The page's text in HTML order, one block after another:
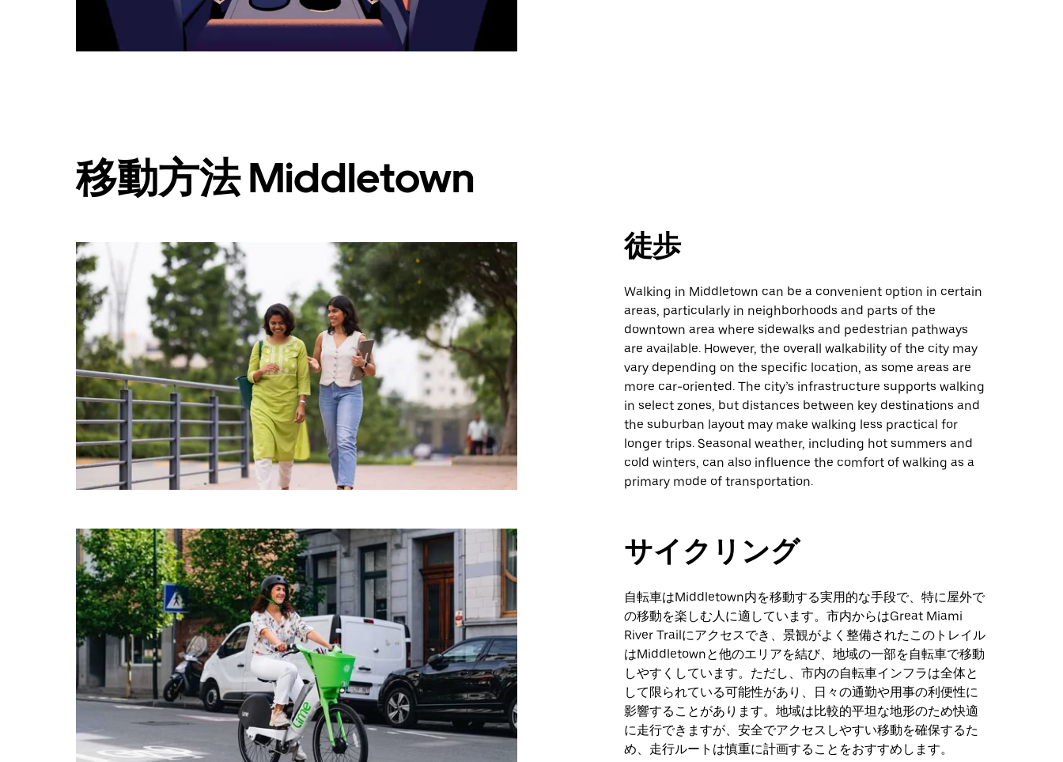
を
移動方法 Middletown
徒歩
Walking in Middletown can be a convenient option in certain
areas, particularly in neighborhoods and parts of the
downtown area where sidewalks and pedestrian pathways
are available. However, the overall walkability of the city may
vary depending on the specific location, as some areas are
more car-oriented. The city’s infrastructure supports walking
in select zones, but distances between key destinations and
the suburban layout may make walking less practical for
longer trips. Seasonal weather, including hot summers and
cold winters, can also influence the comfort of walking as a
primary mode of transportation.
サイクリング
自転車はMiddletown内を移動する実用的な手段で、特に屋外で
の移動を楽しむ人に適しています。市内からはGreat Miami
River Trailにアクセスでき、景観がよく整備されたこのトレイル
はMiddletownと他のエリアを結び、地域の一部を自転車で移動
しやすくしています。ただし、市内の自転車インフラは全体と
して限られている可能性があり、日々の通勤や用事の利便性に
影響することがあります。地域は比較的平坦な地形のため快適
に走行できますが、安全でアクセスしやすい移動を確保するた
め、走行ルートは慎重に計画することをおすすめします。